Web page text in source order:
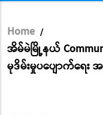
Breadcrumb
Home /
အိမ်မဲမြို့နယ်
မုဒိမ်းမှုပပျောက်ရေး